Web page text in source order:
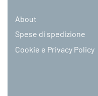
About
Spese di spedizione
Cookie e Privacy Policy